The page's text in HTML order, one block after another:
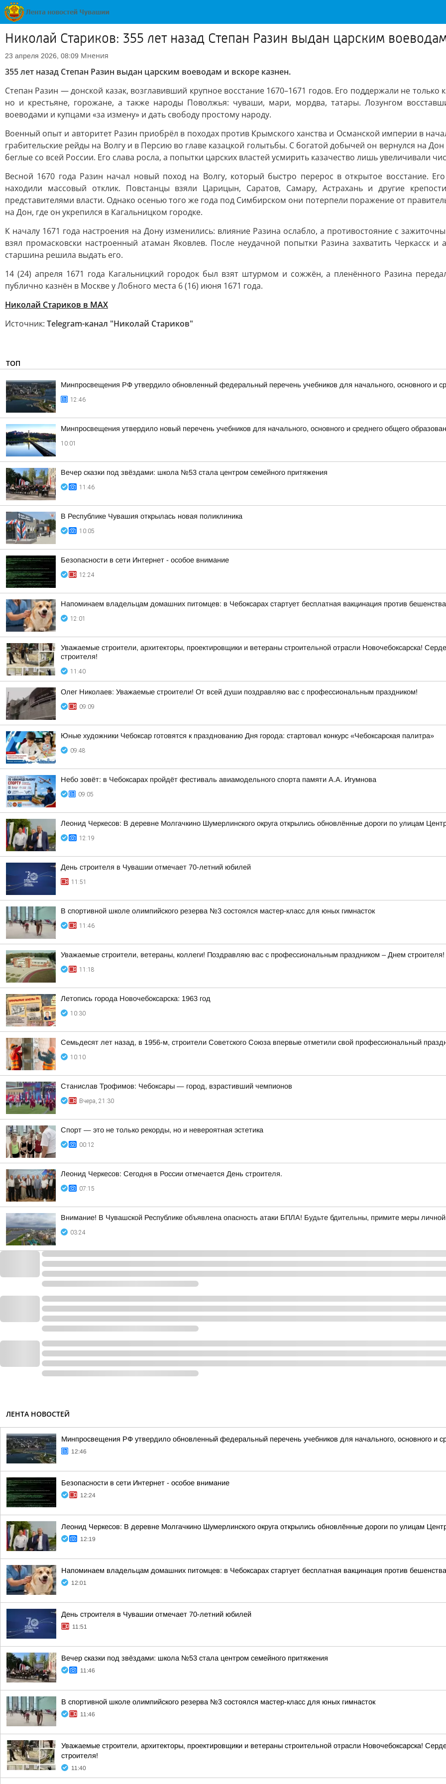
Николай Стариков: 355 лет назад Степан Разин выдан царским
23 апреля 2026, 08:09 Мнения
355 лет назад Степан Разин выдан царским воеводам и вскоре казнен.
Степан Разин — донской казак, возглавивший крупное восстание 1670–1671 годов. Его поддержали не
но и крестьяне, горожане, а также народы Поволжья: чуваши, мари, мордва, татары. Лозунгом
воеводами и купцами «за измену» и дать свободу простому народу.
Военный опыт и авторитет Разин приобрёл в походах против Крымского ханства и Османской империи в
грабительские рейды на Волгу и в Персию во главе казацкой голытьбы. С богатой добычей он вернулся на
беглые со всей России. Его слава росла, а попытки царских властей усмирить казачество лишь увеличивали
Весной 1670 года Разин начал новый поход на Волгу, который быстро перерос в открытое восстание.
находили массовый отклик. Повстанцы взяли Царицын, Саратов, Самару, Астрахань и другие
представителями власти. Однако осенью того же года под Симбирском они потерпели поражение от
на Дон, где он укрепился в Кагальницком городке.
К началу 1671 года настроения на Дону изменились: влияние Разина ослабло, а противостояние с
взял промасковски настроенный атаман Яковлев. После неудачной попытки Разина захватить Черкасск
старшина решила выдать его.
14 (24) апреля 1671 года Кагальницкий городок был взят штурмом и сожжён, а пленённого Разина
публично казнён в Москве у Лобного места 6 (16) июня 1671 года.
Николай Стариков в MAX
Источник: Telegram-канал "Николай Стариков"
ТОП
Минпросвещения РФ утвердило обновленный федеральный перечень учебников для начального, основного и
12:46
Минпросвещения утвердило новый перечень учебников для начального, основного и среднего общего
10:01
Вечер сказки под звёздами: школа №53 стала центром семейного притяжения
11:46
В Республике Чувашия открылась новая поликлиника
10:05
Безопасности в сети Интернет - особое внимание
12:24
Напоминаем владельцам домашних питомцев: в Чебоксарах стартует бесплатная вакцинация против бешенства
12:01
Уважаемые строители, архитекторы, проектировщики и ветераны строительной отрасли Новочебоксарска!
строителя!
11:40
Олег Николаев: Уважаемые строители! От всей души поздравляю вас с профессиональным праздником!
09:09
Юные художники Чебоксар готовятся к празднованию Дня города: стартовал конкурс «Чебоксарская палитра»
09:48
Небо зовёт: в Чебоксарах пройдёт фестиваль авиамодельного спорта памяти А.А. Игумнова
09:05
Леонид Черкесов: В деревне Молгачкино Шумерлинского округа открылись обновлённые дороги по улицам
12:19
День строителя в Чувашии отмечает 70-летний юбилей
11:51
В спортивной школе олимпийского резерва №3 состоялся мастер-класс для юных гимнасток
11:46
Уважаемые строители, ветераны, коллеги! Поздравляю вас с профессиональным праздником – Днем строителя!
11:18
Летопись города Новочебоксарска: 1963 год
10:30
Семьдесят лет назад, в 1956-м, строители Советского Союза впервые отметили свой профессиональный
10:10
Станислав Трофимов: Чебоксары — город, взрастивший чемпионов
Вчера, 21:30
Спорт — это не только рекорды, но и невероятная эстетика
00:12
Леонид Черкесов: Сегодня в России отмечается День строителя.
07:15
Внимание! В Чувашской Республике объявлена опасность атаки БПЛА! Будьте бдительны, примите меры личной
03:24
ЛЕНТА НОВОСТЕЙ
Минпросвещения РФ утвердило обновленный федеральный перечень учебников для начального, основного и
12:46
Безопасности в сети Интернет - особое внимание
12:24
Леонид Черкесов: В деревне Молгачкино Шумерлинского округа открылись обновлённые дороги по улицам
12:19
Напоминаем владельцам домашних питомцев: в Чебоксарах стартует бесплатная вакцинация против бешенства
12:01
День строителя в Чувашии отмечает 70-летний юбилей
11:51
Вечер сказки под звёздами: школа №53 стала центром семейного притяжения
11:46
В спортивной школе олимпийского резерва №3 состоялся мастер-класс для юных гимнасток
11:46
Уважаемые строители, архитекторы, проектировщики и ветераны строительной отрасли Новочебоксарска!
строителя!
11:40